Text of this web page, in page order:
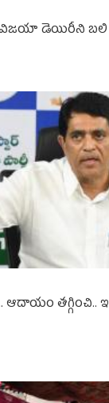
డెయిరీని బలి
ఆదాయం తగ్గించి..